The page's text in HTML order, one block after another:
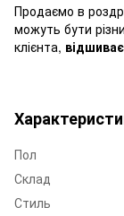
Продаємо в
можуть бути
клієнта,
Пол
Склад
Стиль